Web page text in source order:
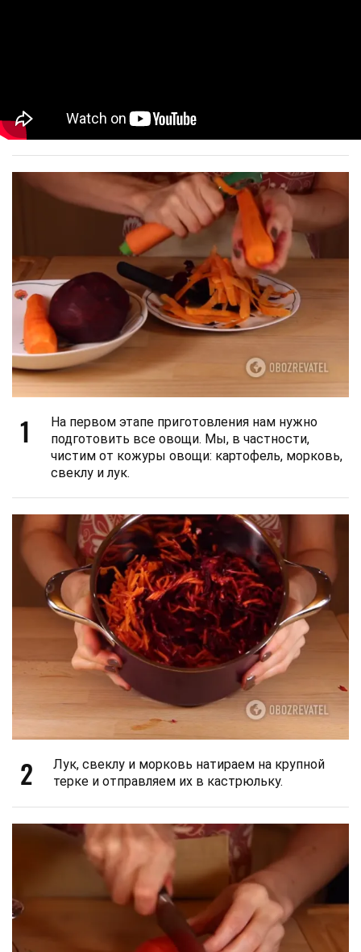
1
На первом этапе приготовления нам нужно
подготовить все овощи. Мы, в частности,
чистим от кожуры овощи: картофель, морковь,
свеклу и лук.
2
Лук, свеклу и морковь натираем на крупной
терке и отправляем их в кастрюльку.